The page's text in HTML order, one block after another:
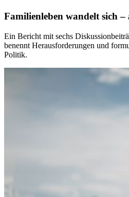
Familienleben wandelt sich
Ein Bericht mit sechs
benennt Herausforderungen und
Politik.